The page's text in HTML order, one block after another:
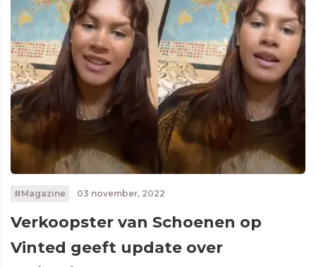
#Magazine 03 november, 2022
Verkoopster van Schoenen op
Vinted geeft update over